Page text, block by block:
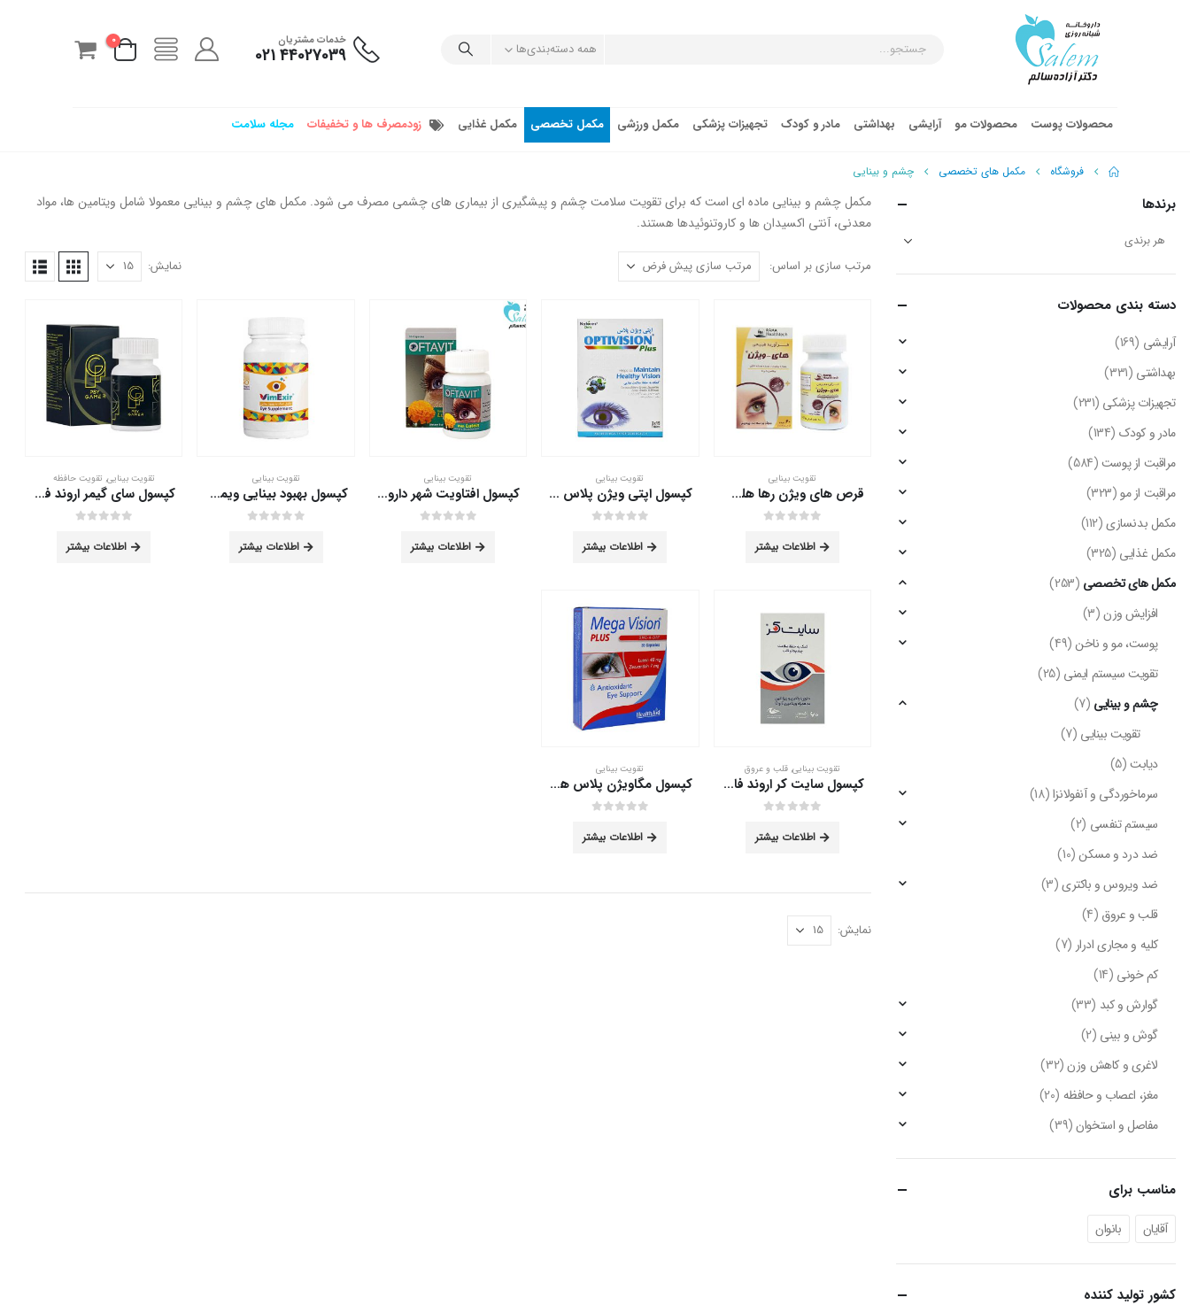
همه دسته‌بندی‌ها خدمات مشتریان
44027039 021
0
محصولات پوست محصولات مو آرایشی بهداشتی مادر و کودک تجهیزات پزشکی مکمل ورزشی مکمل تخصصی مکمل غذایی زودمصرف ها و تخفیفات مجله سلامت
فروشگاه مکمل های تخصصی چشم و بینایی
مکمل چشم و بینایی ماده ای است که برای تقویت سلامت چشم و پیشگیری از بیماری های چشمی مصرف می شود. مکمل های چشم و بینایی معمولا شامل ویتامین ها، مواد
معدنی، آنتی اکسیدان ها و کاروتنوئیدها هستند.
مرتب سازی بر اساس: نمایش:
تقویت بینایی
قرص های ویژن رها هلث تک 60 عددی
اطلاعات بیشتر
تقویت بینایی
کپسول اپتی ویژن پلاس نیچرز اونلی 30 عدد
اطلاعات بیشتر
تقویت بینایی
کپسول افتاویت شهر دارو 36 عددی
اطلاعات بیشتر
تقویت بینایی
کپسول بهبود بینایی ویمکسیر نیک سینا اکسیر 30 عدد
اطلاعات بیشتر
تقویت بینایی, تقویت حافظه
کپسول سای گیمر اروند فارمد 30 عدد
اطلاعات بیشتر
تقویت بینایی,قلب و عروق
کپسول سایت کر اروند فارمد 60 عدد
اطلاعات بیشتر
تقویت بینایی
کپسول مگاویژن پلاس هلث اید 30 عدد
اطلاعات بیشتر
نمایش:
برندها
دسته‌ بندی محصولات
آرایشی (169)
بهداشتی (331)
تجهیزات پزشکی (231)
مادر و کودک (134)
مراقبت از پوست(584)
مراقبت از مو(323)
مکمل بدنسازی(112)
مکمل غذایی (325)
مکمل های تخصصی (253)
افزایش وزن(3)
پوست، مو و ناخن(49)
تقویت سیستم ایمنی (25)
چشم و بینایی (7)
تقویت بینایی (7)
دیابت(5)
سرماخوردگی و آنفولانزا(18)
سیستم تنفسی (2)
ضد درد و مسکن (10)
ضد ویروس و باکتری(3)
قلب و عروق (4)
کلیه و مجاری ادرار (7)
کم خونی (14)
گوارش و کبد (33)
گوش و بینی (2)
لاغری و کاهش وزن(32)
مغز، اعصاب و حافظه (20)
مفاصل و استخوان(39)
مناسب برای
آقایان بانوان
کشور تولید کننده